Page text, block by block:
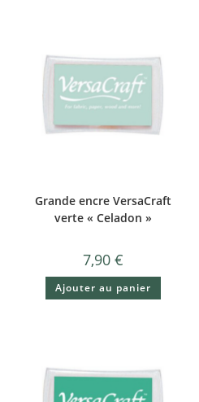
Grande encre VersaCraft
verte « Celadon »
7,90 €
Ajouter au panier